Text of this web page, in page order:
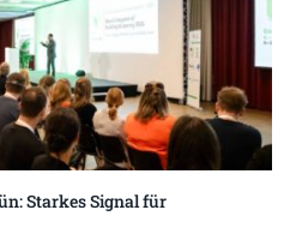
Starkes Signal für